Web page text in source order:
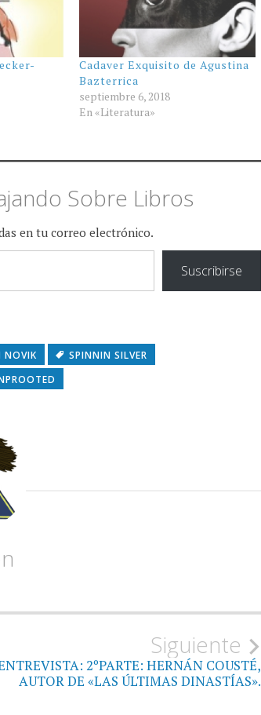
Cadaver Exquisito de Agustina
Bazterrica
septiembre 6, 2018
En «Literatura»
Sobre Libros
en tu correo electrónico.
Suscribirse
NOVIK
SPINNIN SILVER
Siguiente
2ºPARTE: HERNÁN COUSTÉ,
AUTOR DE «LAS ÚLTIMAS DINASTÍAS».